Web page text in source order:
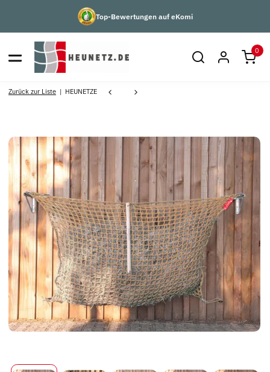
Top-Bewertungen auf eKomi
0
Zurück zur Liste HEUNETZE